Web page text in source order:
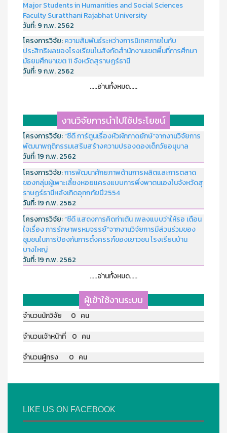
Major Students in Humanities and Social Sciences
Faculty Suratthani Rajabhat University
วันที่:9 ก.พ. 2562
โครงการวิจัย:ความสัมพันธ์ระหว่างการนิเทศภายในกับ
ประสิทธิผลของโรงเรียนในสังกัดสำนักงานเขตพื้นที่การศึกษา
มัธยมศึกษาเขต 11 จังหวัดสุราษฎร์ธานี
วันที่:9 ก.พ. 2562
.....อ่านทั้งหมด.....
งานวิจัยการนำไปใช้ประโยชน์
โครงการวิจัย:“ซีดี การ์ตูนเรื่องหัวผักกาดยักษ์”จากงานวิจัยการ
พัฒนาพฤติกรรมเสริมสร้างความปรองดองเด็กวัยอนุบาล
วันที่:19 ก.พ. 2562
โครงการวิจัย:การพัฒนาศักยภาพด้านการผลิตและการตลาด
ของกลุ่มผู้เพาะเลี้ยงหอยแครงแบบการพึ่งพาตนเองในจังหวัดสุ
ราษฏร์ธานีหลังเกิดอุทกภัยปี2554
วันที่:19 ก.พ. 2562
โครงการวิจัย:“ซีดี แสดงการคิดท่าเต้น เพลงแบบว่าให้รอ เตือน
ใจเรื่อง การรักษาพรหมจรรย์”จากงานวิจัยการมีส่วนร่วมของ
ชุมชนในการป้องกันการตั้งครรภ์ของเยาวชน โรงเรียนบ้าน
บางใหญ่
วันที่:19 ก.พ. 2562
.....อ่านทั้งหมด.....
ผู้เข้าใช้งานระบบ
จำนวนนักวิจัย 0 คน
จำนวนเจ้าหน้าที่ 0 คน
จำนวนผู้ทรง 0 คน
LIKE US ON FACEBOOK